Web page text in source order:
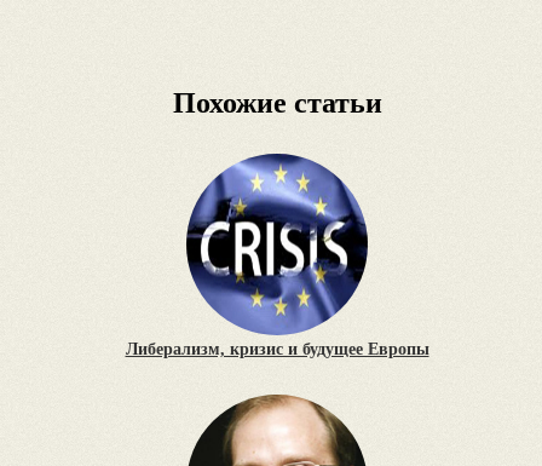
Похожие статьи
Либерализм, кризис и будущее Европы